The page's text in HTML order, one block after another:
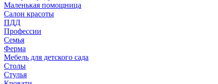
Маленькая помощница
Салон красоты
ПДД
Профессии
Семья
Ферма
Мебель для детского сада
Столы
Cтулья